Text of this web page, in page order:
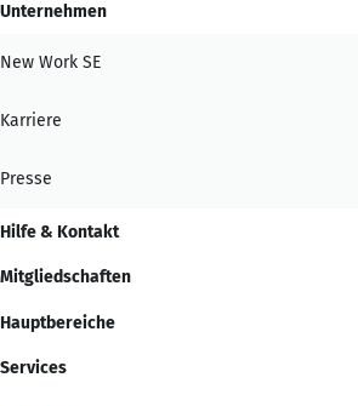
Unternehmen
New Work SE
Karriere
Presse
Hilfe & Kontakt
Mitgliedschaften
Hauptbereiche
Services